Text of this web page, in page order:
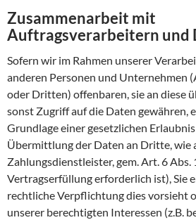
Zusammenarbeit mit
Auftragsverarbeitern und
Sofern wir im Rahmen unserer
anderen Personen und Unternehmen
oder Dritten) offenbaren, sie an diese
sonst Zugriff auf die Daten gewähren,
Grundlage einer gesetzlichen
Übermittlung der Daten an Dritte, wie
Zahlungsdienstleister, gem. Art. 6 Abs.
Vertragserfüllung erforderlich ist), Sie
rechtliche Verpflichtung dies vorsieht
unserer berechtigten Interessen (z.B.